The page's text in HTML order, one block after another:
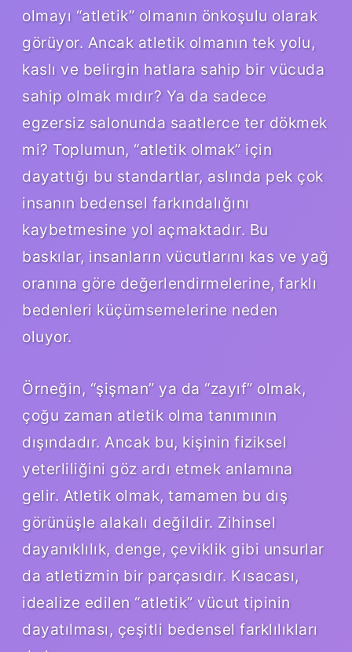
olmayı “atletik” olmanın önkoşulu olarak
görüyor. Ancak atletik olmanın tek yolu,
kaslı ve belirgin hatlara sahip bir vücuda
sahip olmak mıdır? Ya da sadece
egzersiz salonunda saatlerce ter dökmek
mi? Toplumun, “atletik olmak” için
dayattığı bu standartlar, aslında pek çok
insanın bedensel farkındalığını
kaybetmesine yol açmaktadır. Bu
baskılar, insanların vücutlarını kas ve yağ
oranına göre değerlendirmelerine, farklı
bedenleri küçümsemelerine neden
oluyor.
Örneğin, “şişman” ya da “zayıf” olmak,
çoğu zaman atletik olma tanımının
dışındadır. Ancak bu, kişinin fiziksel
yeterliliğini göz ardı etmek anlamına
gelir. Atletik olmak, tamamen bu dış
görünüşle alakalı değildir. Zihinsel
dayanıklılık, denge, çeviklik gibi unsurlar
da atletizmin bir parçasıdır. Kısacası,
idealize edilen “atletik” vücut tipinin
dayatılması, çeşitli bedensel farklılıkları